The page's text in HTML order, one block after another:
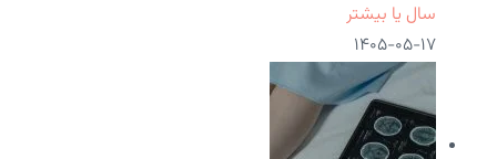
سال یا بیشتر
۱۴۰۵-۰۵-۱۷